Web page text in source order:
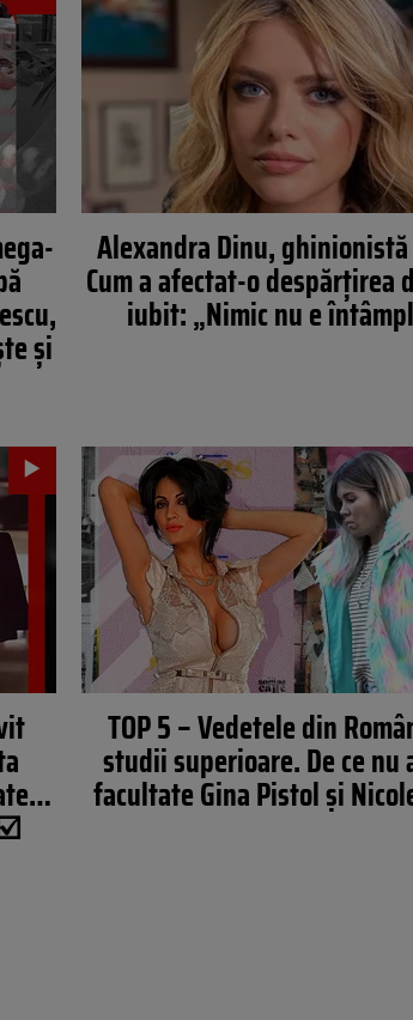
și
Alexandra Dinu,
Cum a afectat-o despărțirea
iubit: „Nimic nu e
TOP 5 – Vedetele din
studii superioare. De ce nu
facultate Gina Pistol și